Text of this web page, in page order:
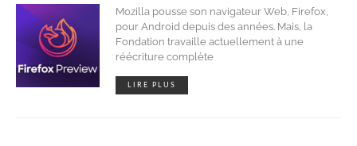
Mozilla pousse son navigateur Web, Firefox,
pour Android depuis des années. Mais, la
Fondation travaille actuellement à une
réécriture complète
LIRE PLUS